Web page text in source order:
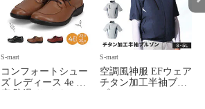
S-mart
コンフォートシュー
ズ レディース 4e 幅
S-mart
空調風神服 EFウェア
チタン加工半袖ブル